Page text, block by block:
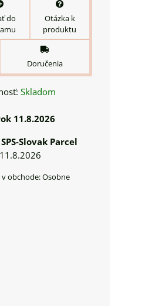
do
Otázka k
produktu
Doručenia
Skladom
11.8.2026
SPS-Slovak Parcel
11.8.2026
Osobne